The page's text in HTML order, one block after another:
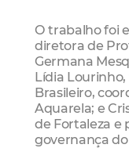
O trabalho foi
diretora de
Germana
Lídia
Brasileiro,
Aquarela; e
de Fortaleza e
governança